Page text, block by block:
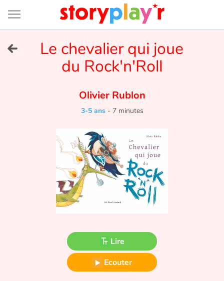
Connexion
Bibliothèque
de
page
Tester gratuitement
Contes d'ici et d'ailleurs
Fable, mythe, littérature et poésie
Princesses et princes, rois, reines et dragons
Le chevalier qui joue
du Rock'n'Roll
Olivier Rublon
3-5 ans- 7 minutes
Lire
Ecouter